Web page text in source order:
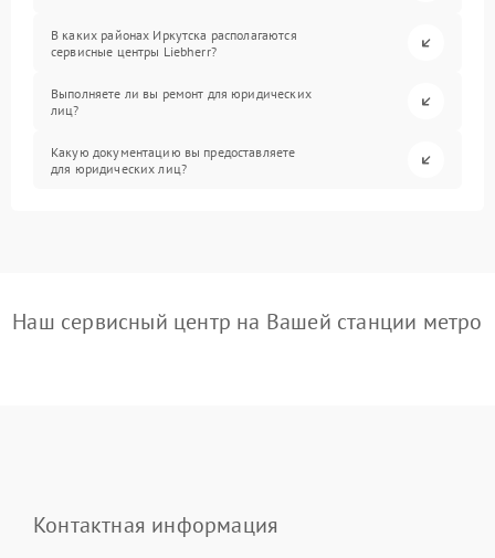
В каких районах Иркутска располагаются
сервисные центры Liebherr?
Выполняете ли вы ремонт для юридических
лиц?
Какую документацию вы предоставляете
для юридических лиц?
Наш сервисный центр на Вашей станции метро
Контактная информация